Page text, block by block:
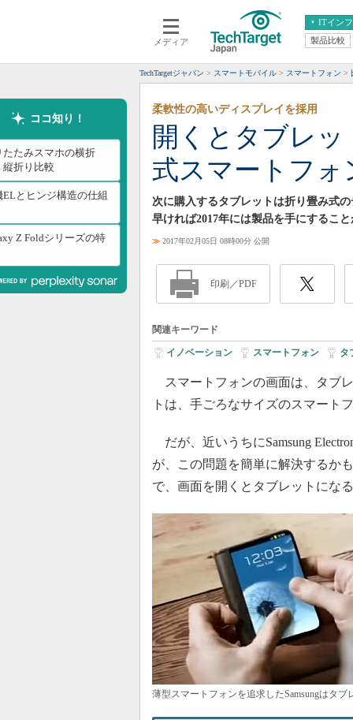
メディア
ITイン
クラウド
スマートモバイル
ネットワーク
システム運用管理
エンタープライ
ERP
CX
情報系システム
製品比較
TechTargetジャパン スマートモバイル スマートフォン
ココ知り！
たたみスマホの横折
縦折り比較
ELとヒンジ構造の仕組
Z Foldシリーズの特
開くとタブレ
式スマートフォ
柔軟性の高いディスプレイを採用
次に購入するタブレットは折り畳み式
早ければ2017年には製品を手にするこ
≫ 2017年02月05日 08時00分 公開
印刷／PDF
関連キーワード
イノベーション スマートフォン タ
スマートフォンの画面は、タブ
トは、手ごろなサイズのスマート
だが、近いうちにSamsung
が、この問題を簡単に解決するか
で、画面を開くとタブレットにな
薄型スマートフォンを追求したSamsungはタ